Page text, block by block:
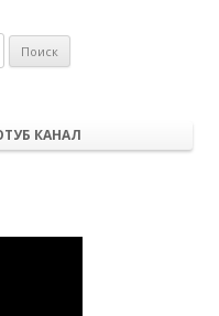
КАНАЛ